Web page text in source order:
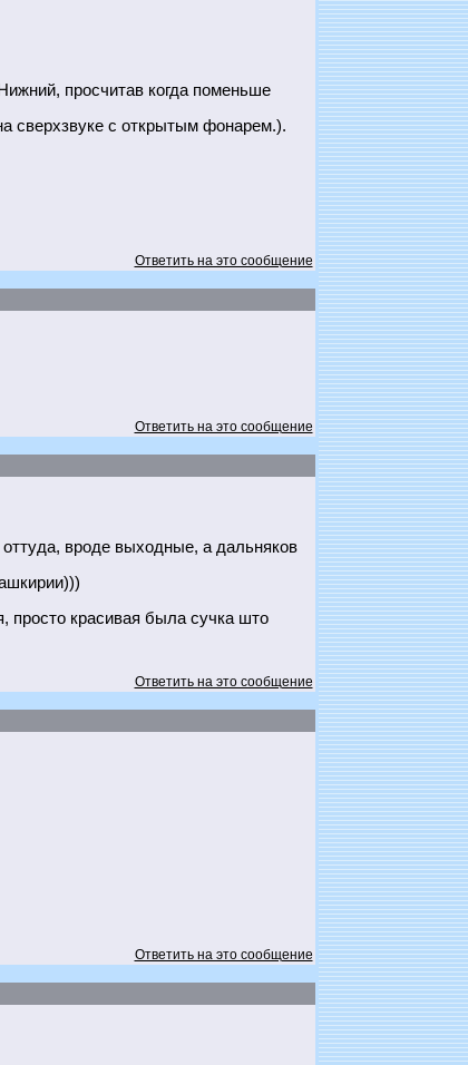
просчитав когда поменьше
сверхзвуке с открытым фонарем.).
Ответить на это сообщение
Ответить на это сообщение
вроде выходные, а дальняков
просто красивая была сучка што
Ответить на это сообщение
Ответить на это сообщение